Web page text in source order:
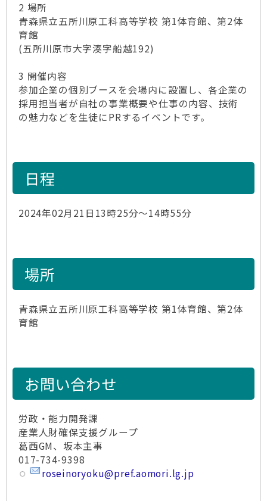
2 場所
青森県立五所川原工科高等学校 第1体育館、第2体
育館
(五所川原市大字湊字船越192)
3 開催内容
参加企業の個別ブースを会場内に設置し、各企業の
採用担当者が自社の事業概要や仕事の内容、技術
の魅力などを生徒にPRするイベントです。
日程
2024年02月21日13時25分～14時55分
場所
青森県立五所川原工科高等学校 第1体育館、第2体
育館
お問い合わせ
労政・能力開発課
産業人財確保支援グループ
葛西GM、坂本主事
017-734-9398
roseinoryoku@pref.aomori.lg.jp